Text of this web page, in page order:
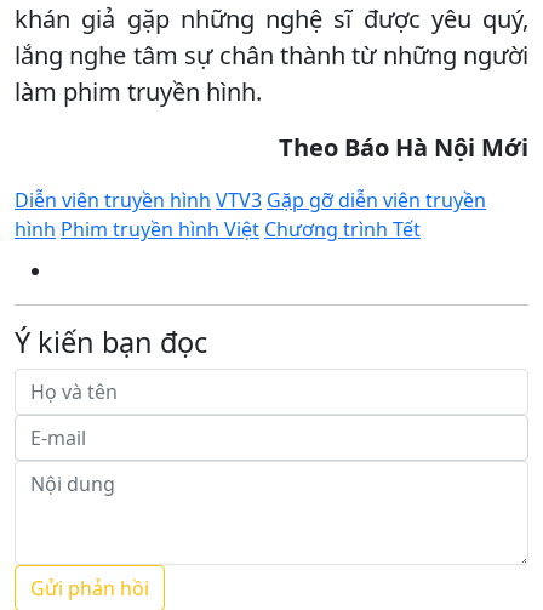
khán giả gặp những nghệ sĩ được yêu quý,
lắng nghe tâm sự chân thành từ những người
làm phim truyền hình.
Theo Báo Hà Nội Mới
Diễn viên truyền hình VTV3 Gặp gỡ diễn viên truyền
hình Phim truyền hình Việt Chương trình Tết
Ý kiến bạn đọc